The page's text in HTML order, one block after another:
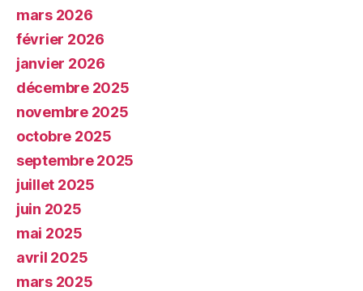
mars 2026
février 2026
janvier 2026
décembre 2025
novembre 2025
octobre 2025
septembre 2025
juillet 2025
juin 2025
mai 2025
avril 2025
mars 2025